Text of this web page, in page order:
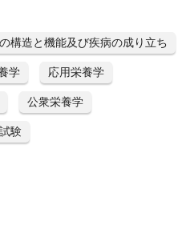
構造と機能及び疾病の成り立ち
学 応用栄養学
公衆栄養学
験